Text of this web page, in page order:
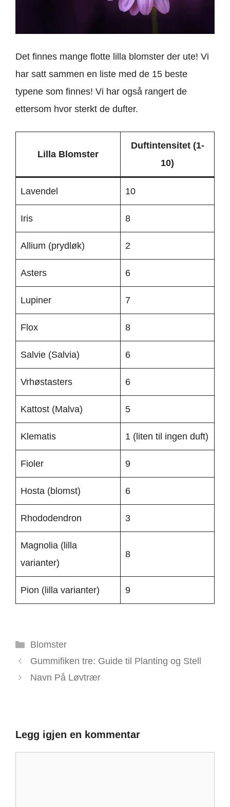
Det finnes mange flotte lilla blomster der ute! Vi
har satt sammen en liste med de 15 beste
typene som finnes! Vi har også rangert de
ettersom hvor sterkt de dufter.
Lilla Blomster
Duftintensitet (1-
10)
Lavendel 10
Iris 8
Allium (prydløk) 2
Asters 6
Lupiner 7
Flox 8
Salvie (Salvia) 6
Vrhøstasters 6
Kattost (Malva) 5
Klematis 1 (liten til ingen duft)
Fioler 9
Hosta (blomst) 6
Rhododendron 3
Magnolia (lilla
varianter)
8
Pion (lilla varianter) 9
Kategorier
Blomster
Gummifiken tre: Guide til Planting og Stell
Navn På Løvtrær
Legg igjen en kommentar